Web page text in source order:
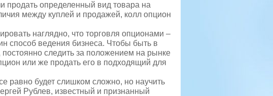
продать определенный вид товара на
между куплей и продажей, колл опцион
наглядно, что торговля опционами –
способ ведения бизнеса. Чтобы быть в
следить за положением на рынке
или же продать его в подходящий для
равно будет слишком сложно, но научить
Рублев, известный и признанный